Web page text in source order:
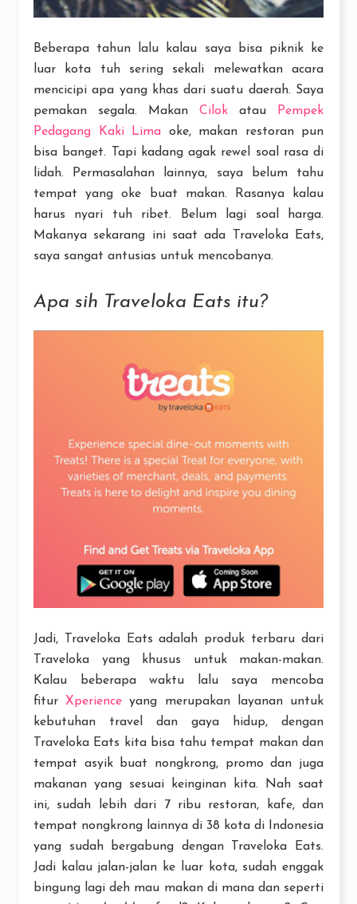
Beberapa tahun lalu kalau saya bisa piknik ke
luar kota tuh sering sekali melewatkan acara
mencicipi apa yang khas dari suatu daerah. Saya
pemakan segala. Makan Cilok atau
Pempek
Pedagang Kaki Lima oke, makan restoran pun
bisa banget. Tapi kadang agak rewel soal rasa di
lidah. Permasalahan lainnya, saya belum tahu
tempat yang oke buat makan. Rasanya kalau
harus nyari tuh ribet. Belum lagi soal harga.
Makanya sekarang ini saat ada Traveloka Eats,
saya sangat antusias untuk mencobanya.
Apa sih Traveloka Eats itu?
Jadi, Traveloka Eats adalah produk terbaru dari
Traveloka yang khusus untuk makan-makan.
Kalau beberapa waktu lalu saya mencoba
fiturXperience yang merupakan layanan untuk
kebutuhan travel dan gaya hidup, dengan
Traveloka Eats kita bisa tahu tempat makan dan
tempat asyik buat nongkrong, promo dan juga
makanan yang sesuai keinginan kita. Nah saat
ini, sudah lebih dari 7 ribu restoran, kafe, dan
tempat nongkrong lainnya di 38 kota di Indonesia
yang sudah bergabung dengan Traveloka Eats.
Jadi kalau jalan-jalan ke luar kota, sudah enggak
bingung lagi deh mau makan di mana dan seperti